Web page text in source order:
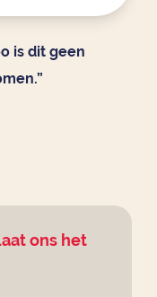
is dit geen
ons het